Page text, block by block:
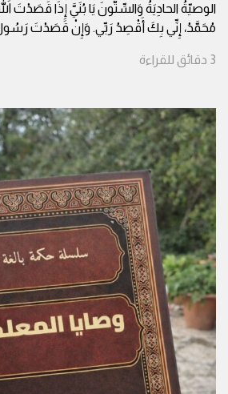
الوصيّةُ الحادِيَةُ وَالسِّتُّونَ يَا بُنَيَّ إِذَا قَصَدْتَ
مُحَمَّدُ، إِنِّي بِكَ أَقْصِدُ رَبِّي. وَإِنْ قَصَدْتَ رَسُولَ
3 دقائق للقراءة